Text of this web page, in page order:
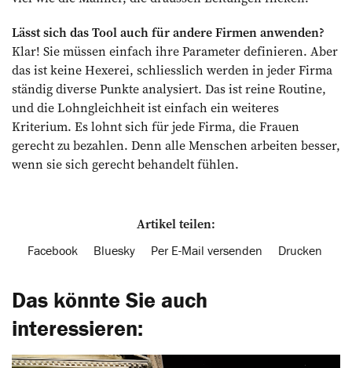
Lässt sich das Tool auch für andere Firmen anwenden?
Klar! Sie müssen einfach ihre Parameter definieren. Aber
das ist keine Hexerei, schliesslich werden in jeder Firma
ständig diverse Punkte analysiert. Das ist reine Routine,
und die Lohngleichheit ist einfach ein weiteres
Kriterium. Es lohnt sich für jede Firma, die Frauen
gerecht zu bezahlen. Denn alle Menschen arbeiten besser,
wenn sie sich gerecht behandelt fühlen.
Artikel teilen:
Facebook Bluesky Per E-Mail versenden Drucken
Das könnte Sie auch
interessieren: